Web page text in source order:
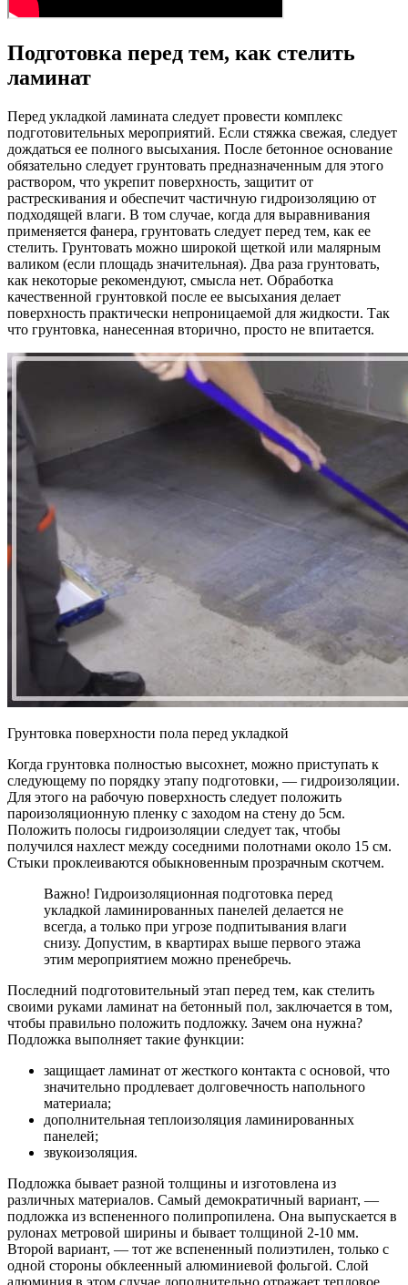
Подготовка перед тем, как стелить
ламинат
Перед укладкой ламината следует провести комплекс
подготовительных мероприятий. Если стяжка свежая, следует
дождаться ее полного высыхания. После бетонное основание
обязательно следует грунтовать предназначенным для этого
раствором, что укрепит поверхность, защитит от
растрескивания и обеспечит частичную гидроизоляцию от
подходящей влаги. В том случае, когда для выравнивания
применяется фанера, грунтовать следует перед тем, как ее
стелить. Грунтовать можно широкой щеткой или малярным
валиком (если площадь значительная). Два раза грунтовать,
как некоторые рекомендуют, смысла нет. Обработка
качественной грунтовкой после ее высыхания делает
поверхность практически непроницаемой для жидкости. Так
что грунтовка, нанесенная вторично, просто не впитается.
Грунтовка поверхности пола перед укладкой
Когда грунтовка полностью высохнет, можно приступать к
следующему по порядку этапу подготовки, — гидроизоляции.
Для этого на рабочую поверхность следует положить
пароизоляционную пленку с заходом на стену до 5см.
Положить полосы гидроизоляции следует так, чтобы
получился нахлест между соседними полотнами около 15 см.
Стыки проклеиваются обыкновенным прозрачным скотчем.
Важно! Гидроизоляционная подготовка перед
укладкой ламинированных панелей делается не
всегда, а только при угрозе подпитывания влаги
снизу. Допустим, в квартирах выше первого этажа
этим мероприятием можно пренебречь.
Последний подготовительный этап перед тем, как стелить
своими руками ламинат на бетонный пол, заключается в том,
чтобы правильно положить подложку. Зачем она нужна?
Подложка выполняет такие функции:
защищает ламинат от жесткого контакта с основой, что
значительно продлевает долговечность напольного
материала;
дополнительная теплоизоляция ламинированных
панелей;
звукоизоляция.
Подложка бывает разной толщины и изготовлена из
различных материалов. Самый демократичный вариант, —
подложка из вспененного полипропилена. Она выпускается в
рулонах метровой ширины и бывает толщиной 2-10 мм.
Второй вариант, — тот же вспененный полиэтилен, только с
одной стороны обклеенный алюминиевой фольгой. Слой